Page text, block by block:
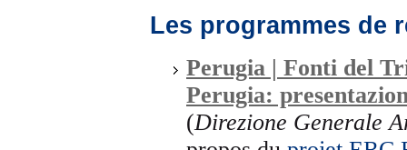
Les programmes de
Perugia | Fonti del
Perugia:
(Direzione Generale